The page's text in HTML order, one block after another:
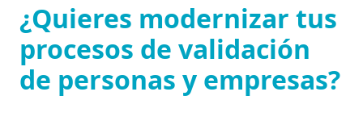
¿Quieres modernizar tus
procesos de validación
de personas y empresas?